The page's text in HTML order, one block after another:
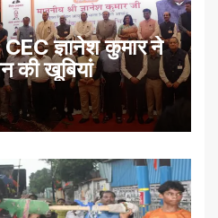
ज्ञानेश कुमार ने
की खूबियां